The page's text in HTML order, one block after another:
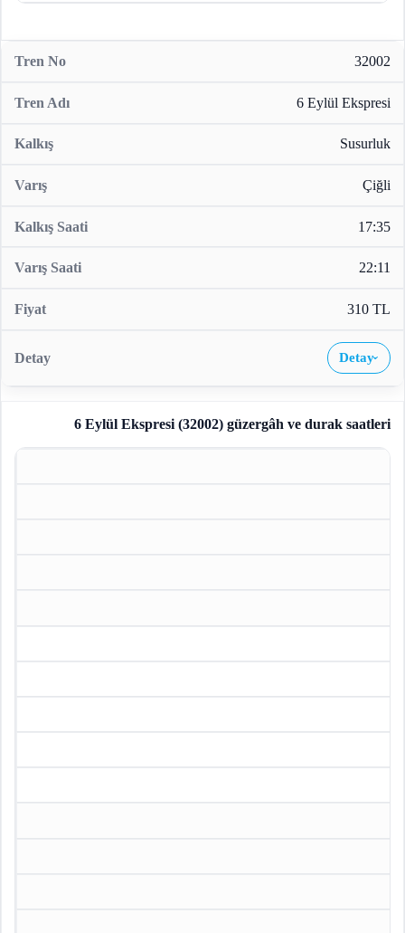
32002
6 Eylül Ekspresi
Susurluk
Çiğli
17:35
22:11
310 TL
Detay›
6 Eylül Ekspresi (32002)güzergâh ve durak saatleri